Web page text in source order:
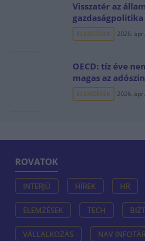
Visszatér az
ELEMZÉSEK 2026.
OECD: tíz éve
magas az
ELEMZÉSEK 2026.
ROVATOK
INTERJÚ HÍREK HR
ELEMZÉSEK TECH
VÁLLALKOZÁS NAV